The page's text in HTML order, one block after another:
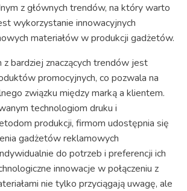
z głównych trendów, na który warto
wykorzystanie innowacyjnych
materiałów w produkcji gadżetów.
bardziej znaczących trendów jest
promocyjnych, co pozwala na
związku między marką a klientem.
technologiom druku i
produkcji, firmom udostępnia się
gadżetów reklamowych
do potrzeb i preferencji ich
innowacje w połączeniu z
nie tylko przyciągają uwagę, ale